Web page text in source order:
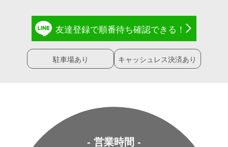
駐車場あり キャッシュレス決済あり
友達登録で順番待ち確認できる！
- 営業時間 -